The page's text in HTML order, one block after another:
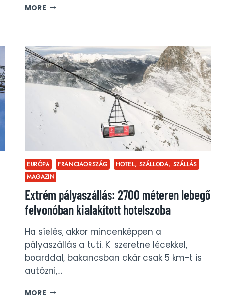
MORE LUXUSJÉGTÖRŐVEL
ÉS
AZ
ÜVEGHEGYEN
IS
TÚL
EURÓPA FRANCIAORSZÁG
HOTEL, SZÁLLODA, SZÁLLÁS
MAGAZIN
Extrém pályaszállás: 2700 méteren lebegő
felvonóban kialakított hotelszoba
Ha síelés, akkor mindenképpen a
pályaszállás a tuti. Ki szeretne lécekkel,
boarddal, bakancsban akár csak 5 km-t is
autózni,…
MORE EXTRÉM